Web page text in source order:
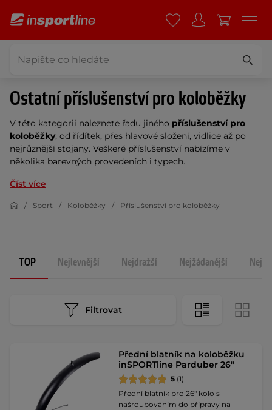
Ostatní příslušenství pro koloběžky
V této kategorii naleznete řadu jiného příslušenství pro
koloběžky, od řídítek, přes hlavové složení, vidlice až po
nejrůznější stojany. Veškeré příslušenství nabízíme v
několika barevných provedeních i typech.
Číst více
Sport Koloběžky Příslušenství pro koloběžky
TOP Nejlevnější Nejdražší Nejžádanější
Filtrovat
Přední blatník na koloběžku
inSPORTline Parduber 26"
5 (1)
Přední blatník pro 26" kolo s
našroubováním do přípravy na